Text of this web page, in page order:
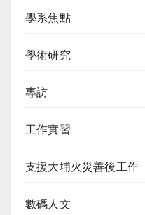
學系焦點
學術研究
專訪
工作實習
支援大埔火災善後工作
數碼人文